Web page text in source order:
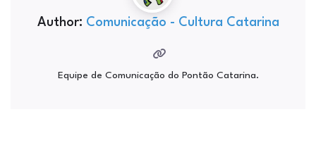
Author: Comunicação - Cultura Catarina
Equipe de Comunicação do Pontão Catarina.